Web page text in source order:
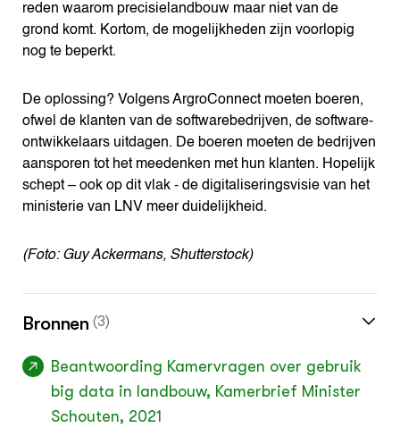
reden waarom precisielandbouw maar niet van de
grond komt. Kortom, de mogelijkheden zijn voorlopig
nog te beperkt.
De oplossing? Volgens ArgroConnect moeten boeren,
ofwel de klanten van de softwarebedrijven, de software-
ontwikkelaars uitdagen. De boeren moeten de bedrijven
aansporen tot het meedenken met hun klanten. Hopelijk
schept – ook op dit vlak - de digitaliseringsvisie van het
ministerie van LNV meer duidelijkheid.
(Foto: Guy Ackermans, Shutterstock)
Bronnen (3)
Beantwoording Kamervragen over gebruik
big data in landbouw, Kamerbrief Minister
Schouten, 2021